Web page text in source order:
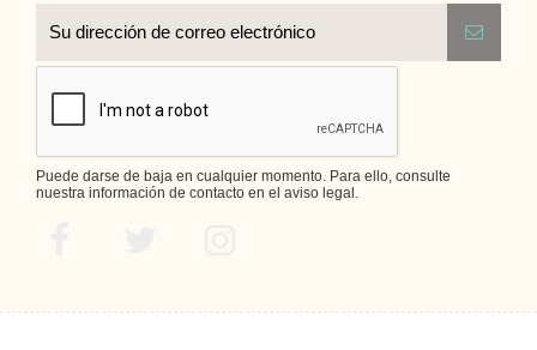
Puede darse de baja en cualquier momento. Para ello, consulte
nuestra información de contacto en el aviso legal.